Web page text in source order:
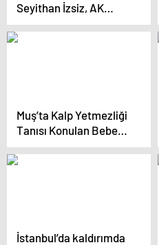
Seyithan İzsiz, AK
Parti’ye katıldı
Muş’ta Kalp Yetmezliği
Tanısı Konulan Bebek
İstanbul’a Sevk Edildi
İstanbul’da kaldırımda